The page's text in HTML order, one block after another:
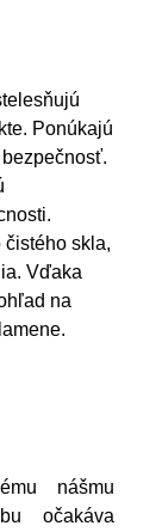
Ponúkajú
skla,
Vďaka
na
nášmu
očakáva